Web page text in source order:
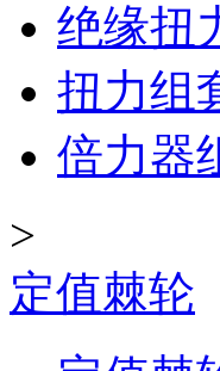
绝缘扭
扭力组
倍力器
>
定值棘轮